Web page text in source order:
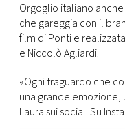
Orgoglio italiano
che gareggia con il
film di Ponti e
e Niccolò Agliardi.
«Ogni traguardo che
una grande emozione,
Laura sui social. Su